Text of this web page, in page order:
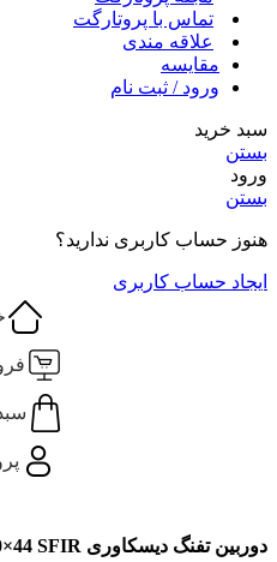
تماس با پروتارگت
علاقه مندی
مقایسه
ورود / ثبت نام
سبد خرید
بستن
ورود
بستن
هنوز حساب کاربری ندارید؟
ایجاد حساب کاربری
دوربین تفنگ دیسکاوری HD 10×44 SFIR